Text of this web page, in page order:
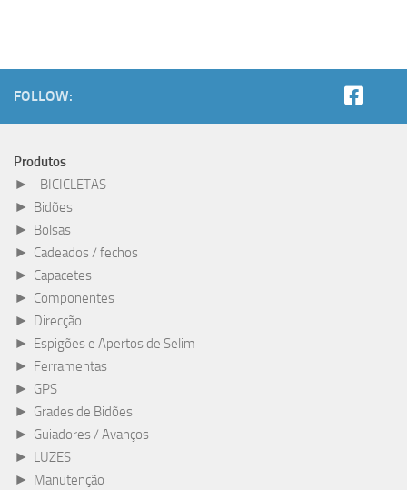
FOLLOW:
Produtos
► -BICICLETAS
►
Bidões
►
Bolsas
► Cadeados / fechos
► Capacetes
► Componentes
►
Direcção
►
Espigões e Apertos de Selim
►
Ferramentas
► GPS
► Grades de Bidões
► Guiadores / Avanços
►
LUZES
►
Manutenção